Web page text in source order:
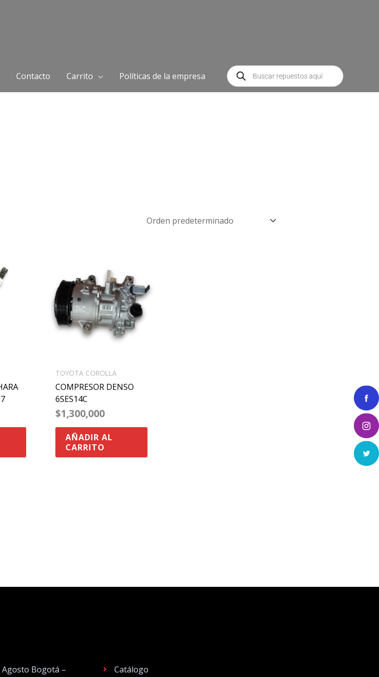
Contacto Carrito Políticas de la empresa
Búsqueda
de
productos
TOYOTA COROLLA
COMPRESOR DENSO
6SES14C
$1,300,000
AÑADIR AL
CARRITO
Agosto Bogotá – Catálogo